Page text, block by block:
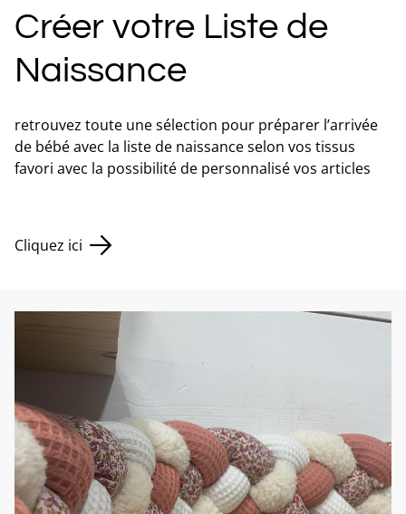
Créer votre Liste de
Naissance
retrouvez toute une sélection pour préparer l’arrivée
de bébé avec la liste de naissance selon vos tissus
favori avec la possibilité de personnalisé vos articles
Cliquez ici